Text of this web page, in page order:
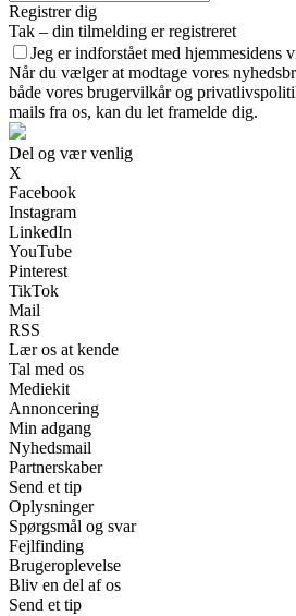
Registrer dig
Tak – din tilmelding er registreret
Jeg er indforstået med hjemmesidens
Når du vælger at modtage vores
både vores brugervilkår og
mails fra os, kan du let framelde dig.
Del og vær venlig
X
Facebook
Instagram
LinkedIn
YouTube
Pinterest
TikTok
Mail
RSS
Lær os at kende
Tal med os
Mediekit
Annoncering
Min adgang
Nyhedsmail
Partnerskaber
Send et tip
Oplysninger
Spørgsmål og svar
Fejlfinding
Brugeroplevelse
Bliv en del af os
Send et tip